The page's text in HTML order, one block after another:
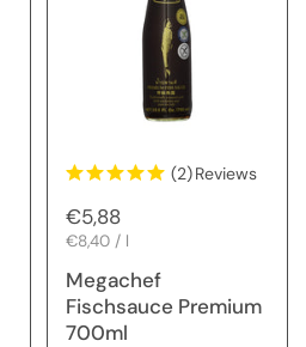
(2)Reviews
Regulärer Preis
€5,88
Stückpreis
€8,40 / l
Megachef
Fischsauce Premium
700ml